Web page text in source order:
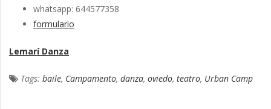
whatsapp: 644577358
formulario
Lemarí Danza
Tags: baile, Campamento, danza, oviedo, teatro, Urban Camp